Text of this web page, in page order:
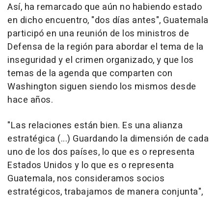
Así, ha remarcado que aún no habiendo estado
en dicho encuentro, "dos días antes", Guatemala
participó en una reunión de los ministros de
Defensa de la región para abordar el tema de la
inseguridad y el crimen organizado, y que los
temas de la agenda que comparten con
Washington siguen siendo los mismos desde
hace años.
"Las relaciones están bien. Es una alianza
estratégica (...) Guardando la dimensión de cada
uno de los dos países, lo que es o representa
Estados Unidos y lo que es o representa
Guatemala, nos consideramos socios
estratégicos, trabajamos de manera conjunta",